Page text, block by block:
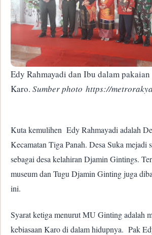
Edy Rahmayadi dan Ibu dalam
Karo. Sumber photo https://
Kuta kemulihen Edy Rahmayadi adalah
Kecamatan Tiga Panah. Desa Suka mejadi
sebagai desa kelahiran Djamin Gintings.
museum dan Tugu Djamin Ginting juga
ini.
Syarat ketiga menurut MU Ginting adalah
kebiasaan Karo di dalam hidupnya. Pak